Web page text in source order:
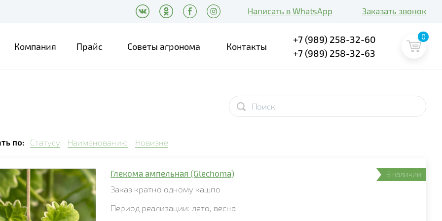
Написать в WhatsApp Заказать звонок
Компания Прайс Советы агронома Контакты
+7 (989) 258-32-60
+7 (989) 258-32-63
0
по: Статусу Наименованию Новизне
В наличии
Глекома ампельная (Glechoma)
Заказ кратно одному кашпо
Период реализации: лето, весна